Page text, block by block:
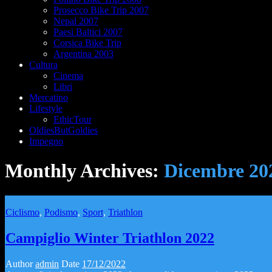
Prosecco Bike Trip 2007
Nepal 2007
Paesi Baltici 2007
Corsica Bike Trip
Argentina 2003
Cultura
Cinema
Libri
Mercatino
Lifestyle
EthicTour
OldiesButGoldies
Impegno
Monthly Archives: Dicembre
Ciclismo, Podismo, Sport, Triathlon
Campiglio Winter Triathlon 2022
Authoradmin Date 17/12/2022